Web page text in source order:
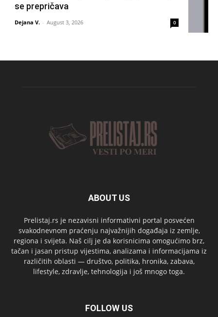
se prepričava
Dejana V. - August 3, 2026 0
ABOUT US
Prelistaj.rs je nezavisni informativni portal posvećen
svakodnevnom praćenju najvažnijih događaja iz zemlje,
regiona i svijeta. Naš cilj je da korisnicima omogućimo brz,
tačan i jasan pristup vijestima, analizama i informacijama iz
različitih oblasti — društvo, politika, hronika, zabava,
lifestyle, zdravlje, tehnologija i još mnogo toga.
FOLLOW US